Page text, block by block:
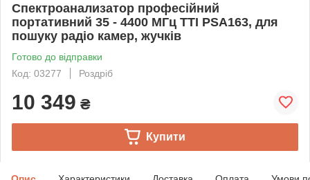
Спектроанализатор професійний
портативний 35 - 4400 МГц TTI PSA163, для
пошуку радіо камер, жучків
Готово до відправки
Код: 03277
Роздріб
10 349 ₴
Купити